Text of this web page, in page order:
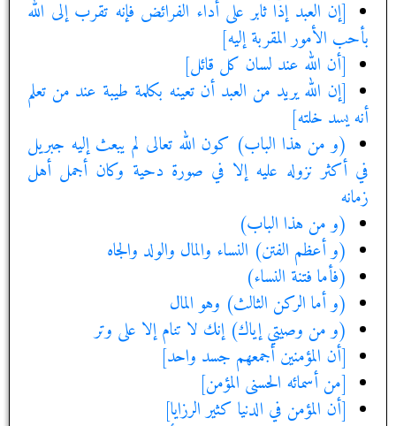
[إن العبد إذا ثابر على أداء الفرائض فإنه تقرب إلى الله
بأحب الأمور المقربة إليه‏]
[أن الله عند لسان كل قائل‏]
[إن الله يريد من العبد أن تعينه بكلمة طيبة عند من تعلم
أنه يسد خلته‏]
(و من هذا الباب) كون الله تعالى لم يبعث إليه جبريل
في أكثر نزوله عليه إلا في صورة دحية وكان أجمل أهل
زمانه
(و من هذا الباب)
(و أعظم الفتن) النساء والمال والولد والجاه‏
(فأما فتنة النساء)
(و أما الركن الثالث) وهو المال‏
(و من وصيتي إياك) إنك لا تنام إلا على وتر
[أن المؤمنين أجمعهم جسد واحد]
[من أسمائه الحسنى المؤمن‏]
[أن المؤمن في الدنيا كثير الرزايا]